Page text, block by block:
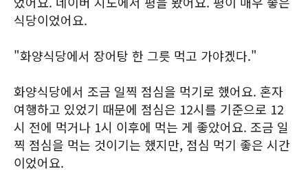
식당이었어요.
"화양식당에서 장어탕 한 그릇 먹고 가야겠다."
화양식당에서 조금 일찍 점심을 먹기로 했어요. 혼자
여행하고 있었기 때문에 점심은 12시를 기준으로 12
시 전에 먹거나 1시 이후에 먹는 게 좋았어요. 조금 일
찍 점심을 먹는 것이기는 했지만, 점심 먹기 좋은 시간
이었어요.